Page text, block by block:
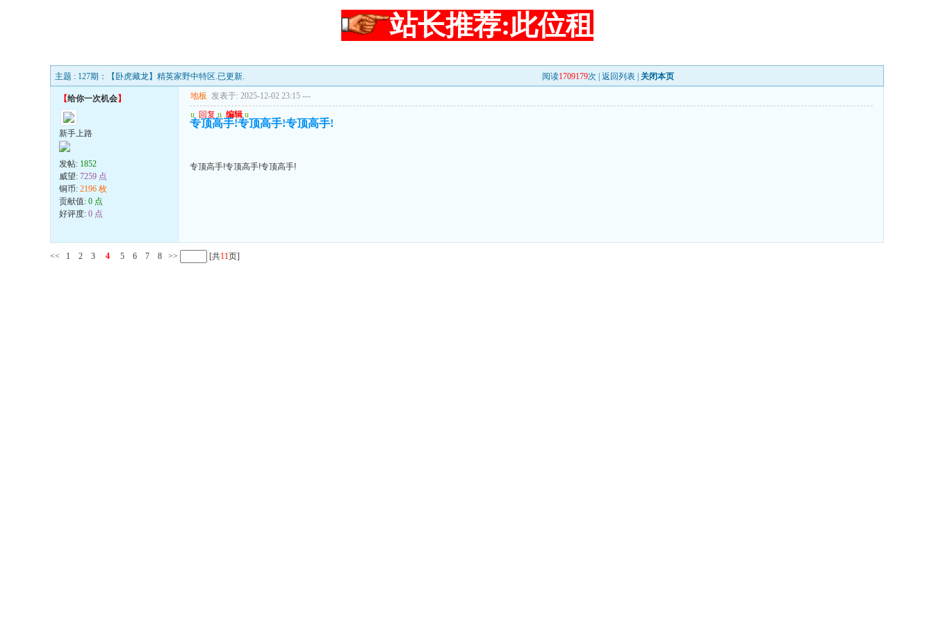
站长推荐:此位租
主题 : 127期：【卧虎藏龙】精英家野中特区.已更新. 阅读1709179次 | 返回列表 关闭本页
【给你一次机会】
新手上路
发帖: 1852
威望: 7259 点
铜币: 2196 枚
贡献值: 0 点
好评度: 0 点
地板 发表于: 2025-12-02 23:15 ---
u 回复 u 编辑 u
专顶高手!专顶高手!专顶高手!
专顶高手!专顶高手!专顶高手!
<< 1 2 3 4 5 6 7 8 >> [共11页]